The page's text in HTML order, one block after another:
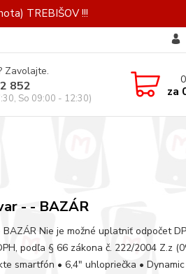
TREBIŠOV !!!
Zavolajte.
852
So 09:00 - 12:30) za
- - BAZÁR
Nie je možné uplatniť odpočet
podľa § 66 zákona č. 222/2004 Z.z
smartfón • 6,4" uhlopriečka • Dynamic